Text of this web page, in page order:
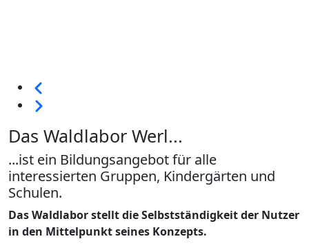
Seitennummerierung
Weiter
Das Waldlabor Werl...
...ist ein Bildungsangebot für alle
interessierten Gruppen, Kindergärten und
Schulen.
Das Waldlabor stellt die Selbstständigkeit der Nutzer
in den Mittelpunkt seines Konzepts.